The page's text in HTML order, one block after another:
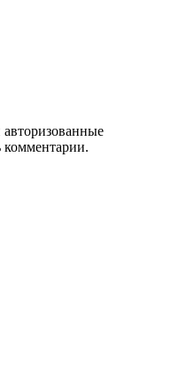
авторизованные
комментарии.